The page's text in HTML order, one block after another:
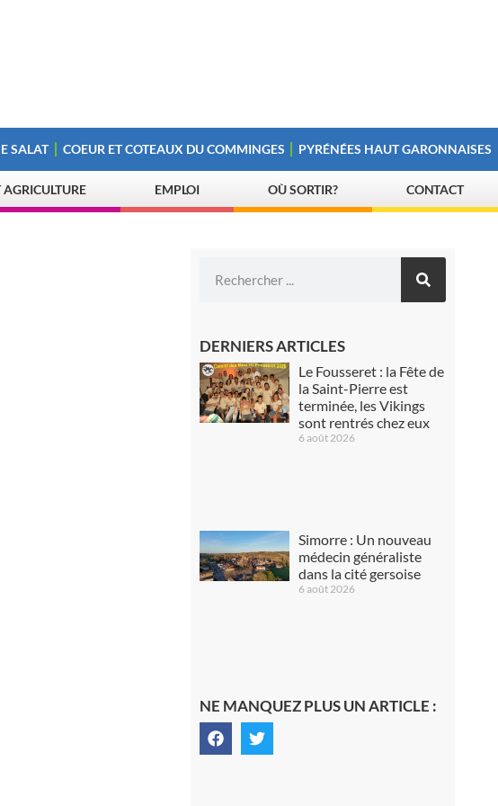
SALAT COEUR ET COTEAUX DU COMMINGES PYRÉNÉES HAUT GARONNAISES
EMPLOI OÙ SORTIR? CONTACT
DERNIERS ARTICLES
Le Fousseret : la Fête de
la Saint-Pierre est
terminée, les Vikings
sont rentrés chez eux
6 août 2026
Simorre : Un nouveau
médecin généraliste
dans la cité gersoise
6 août 2026
NE MANQUEZ PLUS UN ARTICLE :